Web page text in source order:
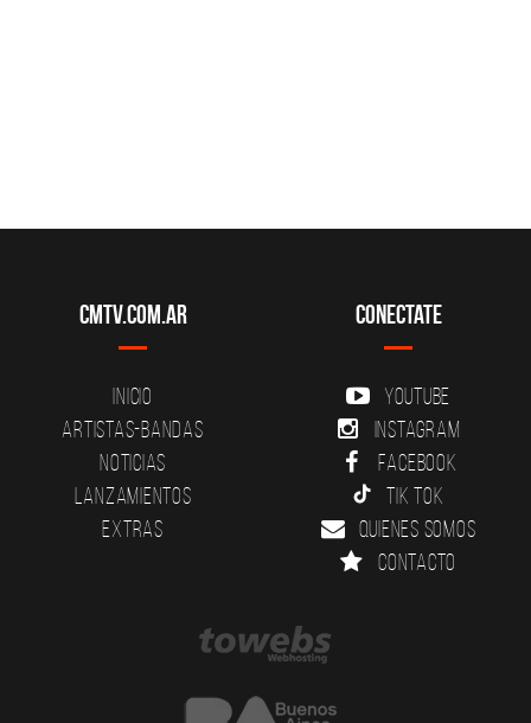
CMTV.com.ar
Inicio
Artistas-Bandas
Noticias
Lanzamientos
Extras
Conectate
YouTube
Instagram
Facebook
Tik Tok
Quienes somos
Contacto